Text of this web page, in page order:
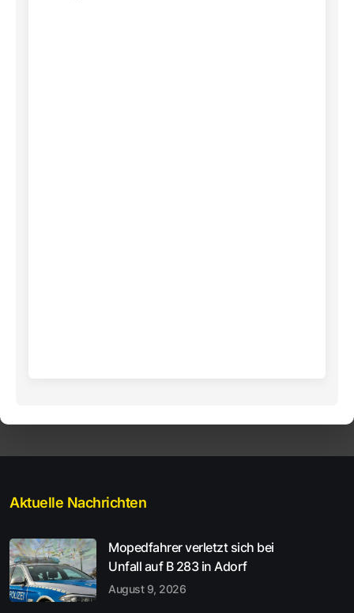
Aktuelle Nachrichten
Mopedfahrer verletzt sich bei
Unfall auf B 283 in Adorf
August 9, 2026